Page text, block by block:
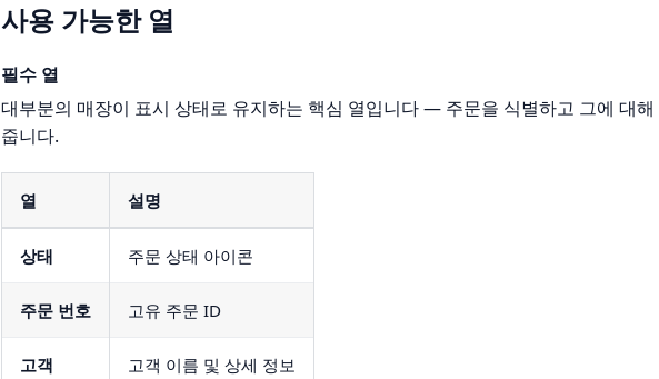
사용 가능한 열
필수 열
대부분의 매장이 표시 상태로 유지하는 핵심 열입니다 — 주문을 식별하고 그에 대
줍니다.
열 설명
상태 주문 상태 아이콘
주문 번호 고유 주문 ID
고객 고객 이름 및 상세 정보